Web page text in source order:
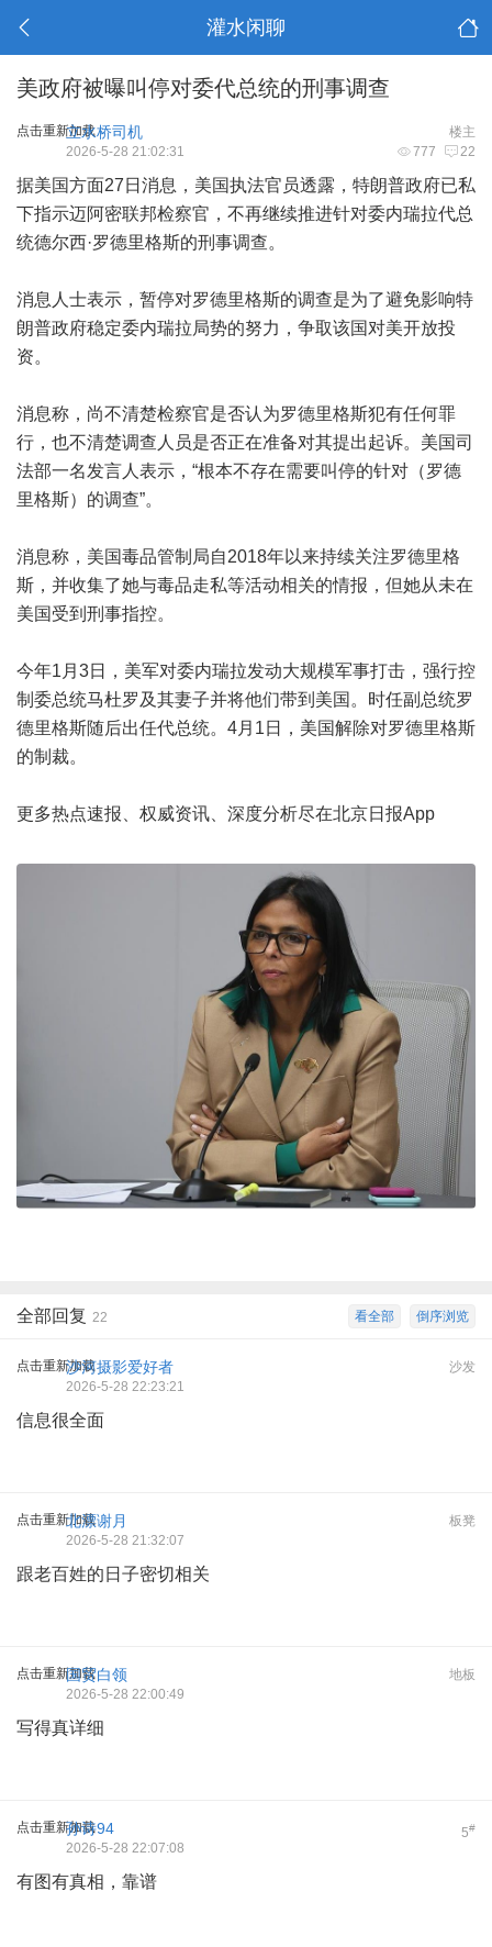
灌水闲聊
美政府被曝叫停对委代总统的刑事调查
点击重新加载 楼主
立水桥司机
777 22
2026-5-28 21:02:31
据美国方面27日消息，美国执法官员透露，特朗普政府已私
下指示迈阿密联邦检察官，不再继续推进针对委内瑞拉代总
统德尔西·罗德里格斯的刑事调查。
消息人士表示，暂停对罗德里格斯的调查是为了避免影响特
朗普政府稳定委内瑞拉局势的努力，争取该国对美开放投
资。
消息称，尚不清楚检察官是否认为罗德里格斯犯有任何罪
行，也不清楚调查人员是否正在准备对其提出起诉。美国司
法部一名发言人表示，“根本不存在需要叫停的针对（罗德
里格斯）的调查”。
消息称，美国毒品管制局自2018年以来持续关注罗德里格
斯，并收集了她与毒品走私等活动相关的情报，但她从未在
美国受到刑事指控。
今年1月3日，美军对委内瑞拉发动大规模军事打击，强行控
制委总统马杜罗及其妻子并将他们带到美国。时任副总统罗
德里格斯随后出任代总统。4月1日，美国解除对罗德里格斯
的制裁。
更多热点速报、权威资讯、深度分析尽在北京日报App
倒序浏览
看全部
全部回复 22
点击重新加载 沙发
沙河摄影爱好者
2026-5-28 22:23:21
信息很全面
点击重新加载 板凳
北漂谢月
2026-5-28 21:32:07
跟老百姓的日子密切相关
点击重新加载 地板
国贸白领
2026-5-28 22:00:49
写得真详细
点击重新加载 5#
孙诗94
2026-5-28 22:07:08
有图有真相，靠谱